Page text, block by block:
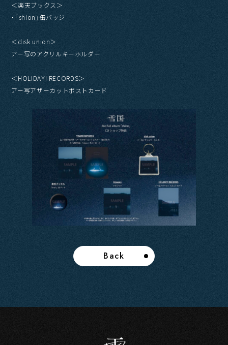
＜楽天ブックス＞
・「shion」缶バッジ
＜disk union＞
アー写のアクリルキーホルダー
＜HOLIDAY! RECORDS＞
アー写アザーカットポストカード
Back